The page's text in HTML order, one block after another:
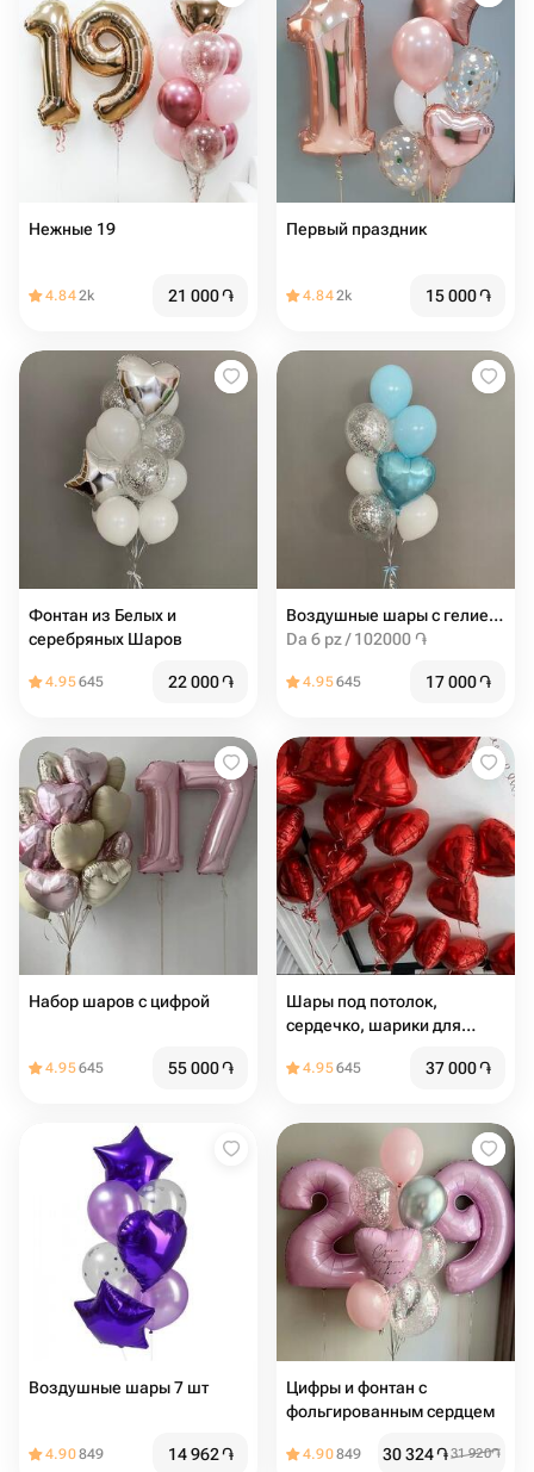
Нежные 19
4.842k 21 000֏
Первый праздник
4.842k 15 000֏
Фонтан из Белых и
серебряных Шаров
4.95645 22 000֏
Воздушные шары с гелием 10шт
Da 6 pz / 102000 ֏
4.95645 17 000֏
Набор шаров с цифрой
4.95645 55 000֏
Шары под потолок,
сердечко, шарики для
4.95645 37 000֏
Воздушные шары 7 шт
4.90849 14 962֏
Цифры и фонтан с
фольгированным сердцем
4.90849 30 324֏31 920֏